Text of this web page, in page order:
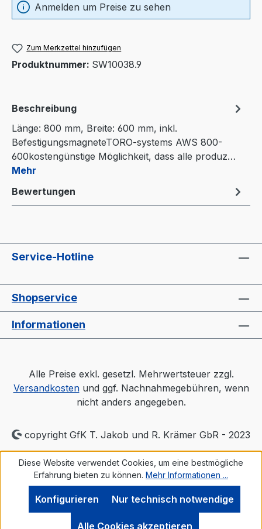
Anmelden um Preise zu sehen
Zum Merkzettel hinzufügen
Produktnummer: SW10038.9
Beschreibung
Länge: 800 mm, Breite: 600 mm, inkl.
BefestigungsmagneteTORO-systems AWS 800-
600kostengünstige Möglichkeit, dass alle produz…
Mehr
Bewertungen
Service-Hotline
Shopservice
Informationen
Alle Preise exkl. gesetzl. Mehrwertsteuer zzgl.
Versandkostenund ggf. Nachnahmegebühren, wenn
nicht anders angegeben.
copyright GfK T. Jakob und R. Krämer GbR - 2023
Diese Website verwendet Cookies, um eine bestmögliche
Erfahrung bieten zu können. Mehr Informationen ...
Nur technisch notwendige
Konfigurieren
Alle Cookies akzeptieren